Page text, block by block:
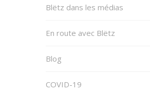
Blëtz dans les médias
En route avec Blëtz
Blog
COVID-19